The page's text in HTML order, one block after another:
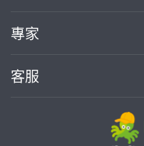
部落格
加入我們
買服務
熱門服務
專家
案件中心
客服